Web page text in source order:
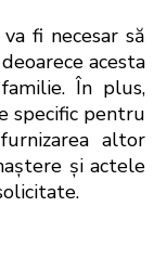
fi necesar să
acesta
În plus,
specific pentru
altor
și actele